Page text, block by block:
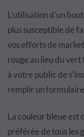
L'utilisation d'un
plus susceptible de
vos efforts de
rouge au lieu du
à votre public de
remplir un
La couleur bleue est
préférée de tous les